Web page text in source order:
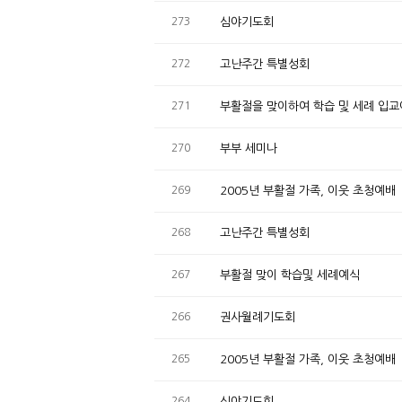
273 심야기도회
272 고난주간 특별성회
271 부활절을 맞이하여 학습 및 세례 입교
270 부부 세미나
269 2005년 부활절 가족, 이웃 초청예배
268 고난주간 특별성회
267 부활절 맞이 학습및 세례예식
266 권사월례기도회
265 2005년 부활절 가족, 이웃 초청예배